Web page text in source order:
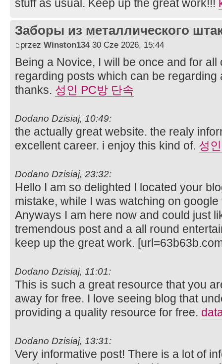
stuff as usual. Keep up the great work!!!
Заборы из металлического
przez Winston13430 Cze 2026, 15:44
Being a Novice, I will be once and for
regarding posts which can be regarding
thanks. 성인 PC방 단속
Dodano Dzisiaj, 10:49:
the actually great website. the realy
excellent career. i enjoy this kind of. 성
Dodano Dzisiaj, 23:32:
Hello I am so delighted I located your
mistake, while I was watching on
Anyways I am here now and could just
tremendous post and a all round
keep up the great work.
Dodano Dzisiaj, 11:01:
This is such a great resource that you
away for free. I love seeing blog that
providing a quality resource for free.
Dodano Dzisiaj, 13:31:
Very informative post! There is a lot of